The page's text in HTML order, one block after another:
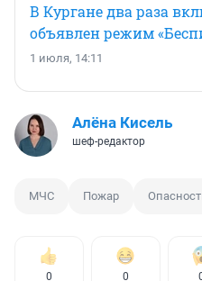
В Кургане два раза
объявлен режим
1 июля, 14:11
Алёна Кисель
шеф-редактор
МЧС Пожар
0 0